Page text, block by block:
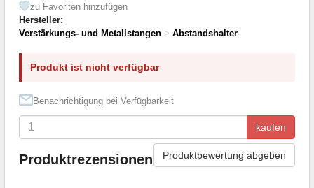
zu Favoriten hinzufügen
Hersteller:
Verstärkungs- und Metallstangen > Abstandshalter
Produkt ist nicht verfügbar
Benachrichtigung bei Verfügbarkeit
kaufen
Produktrezensionen Produktbewertung abgeben